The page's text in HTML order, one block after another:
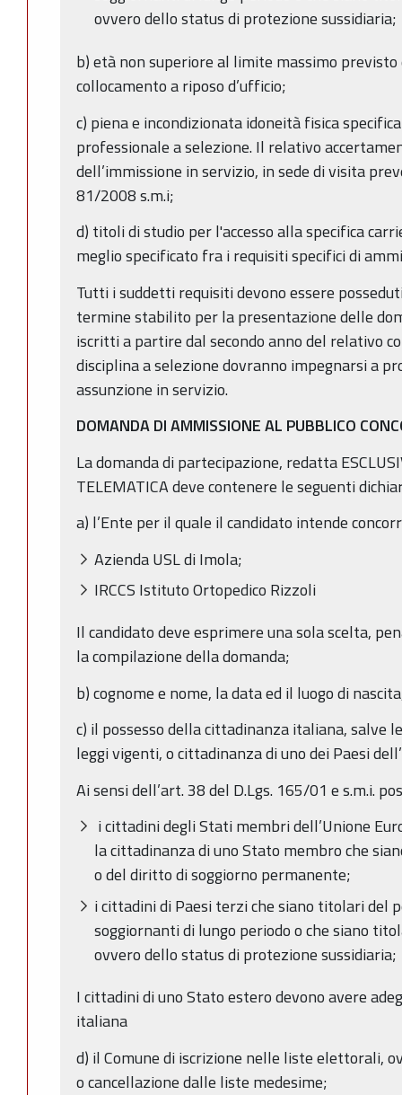
ovvero dello status di protezione sussidiaria;
b) età non superiore al limite massimo
collocamento a riposo d’ufficio;
c) piena e incondizionata idoneità fisica
professionale a selezione. Il relativo
dell’immissione in servizio, in sede di visita
81/2008 s.m.i;
d) titoli di studio per l'accesso alla specifica
meglio specificato fra i requisiti specifici di
Tutti i suddetti requisiti devono essere
termine stabilito per la presentazione delle
iscritti a partire dal secondo anno del relativo
disciplina a selezione dovranno impegnarsi a
assunzione in servizio.
DOMANDA DI AMMISSIONE AL PUBBLICO
La domanda di partecipazione, redatta
TELEMATICA deve contenere le seguenti
a) l’Ente per il quale il candidato intende
Azienda USL di Imola;
IRCCS Istituto Ortopedico Rizzoli
Il candidato deve esprimere una sola scelta,
la compilazione della domanda;
b) cognome e nome, la data ed il luogo di
c) il possesso della cittadinanza italiana, salve
leggi vigenti, o cittadinanza di uno dei Paesi
Ai sensi dell’art. 38 del D.Lgs. 165/01 e s.m.i.
i cittadini degli Stati membri dell’Unione
la cittadinanza di uno Stato membro che
o del diritto di soggiorno permanente;
i cittadini di Paesi terzi che siano titolari del
soggiornanti di lungo periodo o che siano
ovvero dello status di protezione sussidiaria;
I cittadini di uno Stato estero devono avere
italiana
d) il Comune di iscrizione nelle liste elettorali,
o cancellazione dalle liste medesime;